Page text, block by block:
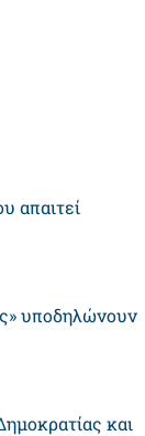
απαιτεί
υποδηλώνουν
και